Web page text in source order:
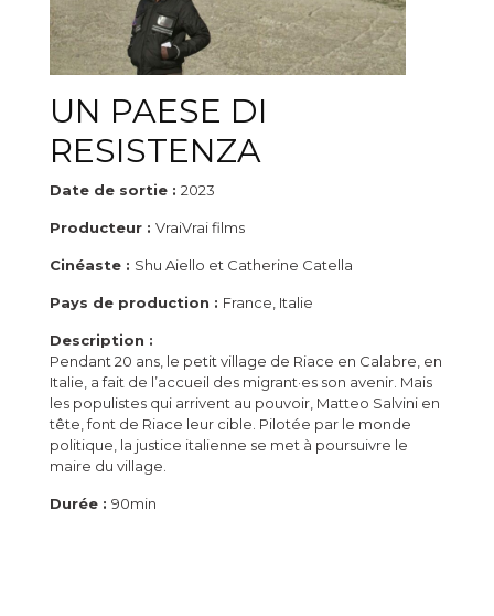
UN PAESE DI
RESISTENZA
Date de sortie : 2023
Producteur : VraiVrai films
Cinéaste : Shu Aiello et Catherine Catella
Pays de production : France, Italie
Description :
Pendant 20 ans, le petit village de Riace en Calabre, en
Italie, a fait de l’accueil des migrant·es son avenir. Mais
les populistes qui arrivent au pouvoir, Matteo Salvini en
tête, font de Riace leur cible. Pilotée par le monde
politique, la justice italienne se met à poursuivre le
maire du village.
Durée : 90min